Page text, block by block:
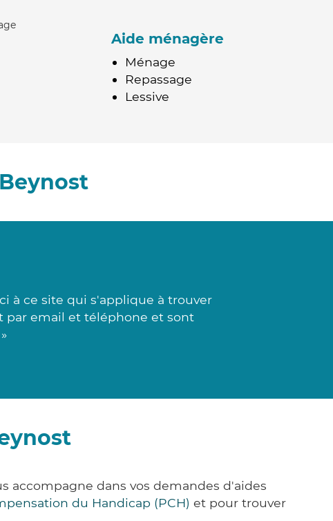
Aide ménagère
Ménage
Repassage
Lessive
à ce site qui s'applique à trouver
par email et téléphone et sont
accompagne dans vos demandes d'aides
du Handicap (PCH) et pour trouver